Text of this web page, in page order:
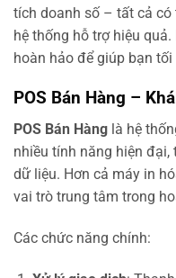
tích doanh số – tất cả có
hệ thống hỗ trợ hiệu quả.
hoàn hảo để giúp bạn
POS Bán Hàng –
POS Bán Hàng là hệ
nhiều tính năng hiện đại,
dữ liệu. Hơn cả máy in
vai trò trung tâm trong
Các chức năng chính: